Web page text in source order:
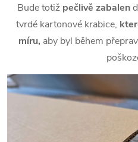
Bude totiž pečlivě zabalen
tvrdé kartonové krabice,
míru, aby byl během